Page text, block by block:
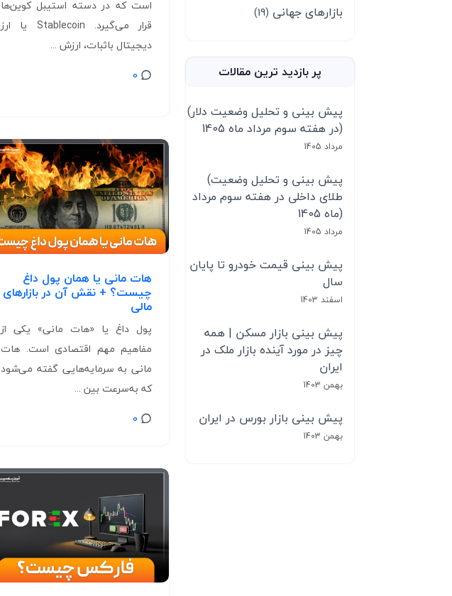
است که در دسته استیبل کوین‌ها
قرار می‌گیرد. Stablecoin یا ارز
دیجیتال باثبات، ارزش ...
0
هات مانی یا همان پول داغ
چیست؟ + نقش آن در بازارهای
مالی
پول داغ یا «هات مانی» یکی از
مفاهیم مهم اقتصادی است. هات
مانی به سرمایه‌هایی گفته می‌شود
که به‌سرعت بین ...
0
بازارهای جهانی (19)
پر بازدید ترین مقالات
(پیش بینی و تحلیل وضعیت دلار
در هفته سوم مرداد ماه 1405)
مرداد 1405
(پیش بینی و تحلیل وضعیت
طلای داخلی در هفته سوم مرداد
ماه 1405)
مرداد 1405
پیش بینی قیمت خودرو تا پایان
سال
اسفند 1403
پیش بینی بازار مسکن | همه
چیز در مورد آینده بازار ملک در
ایران
بهمن 1403
پیش بینی بازار بورس در ایران
بهمن 1403